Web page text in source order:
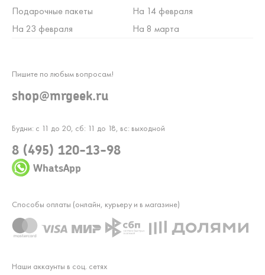
Подарочные пакеты
На 14 февраля
На 23 февраля
На 8 марта
Будни: с 11 до 20, сб: 11 до 18, вс: выходной
8 (495) 120-13-98
WhatsApp
Пишите по любым вопросам!
shop@mrgeek.ru
Наши аккаунты в соц. сетях
Способы оплаты (онлайн, курьеру и в магазине)